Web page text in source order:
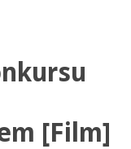
[Film]